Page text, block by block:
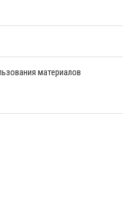
материалов